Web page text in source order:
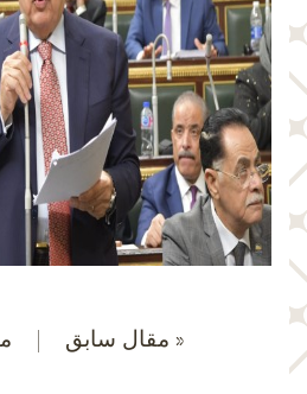
« مقال سابق |